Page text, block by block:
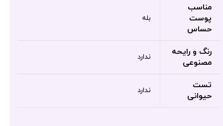
مناسب
پوست
حساس
بله
رنگ و رایحه
مصنوعی
ندارد
تست
حیوانی
ندارد